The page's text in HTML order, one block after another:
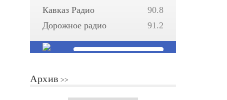
Кавказ Радио
90.8
Дорожное радио
91.2
Архив